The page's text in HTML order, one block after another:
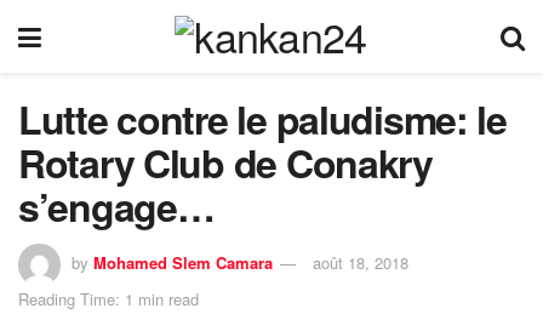
Lutte contre le paludisme: le
Rotary Club de Conakry
s’engage…
by Mohamed Slem Camara
août 18, 2018
Reading Time: 1 min read